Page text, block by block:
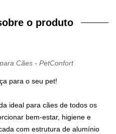
o produto
Cães - PetConfort
para o seu pet!
ideal para cães de todos os
bem-estar, higiene e
com estrutura de alumínio